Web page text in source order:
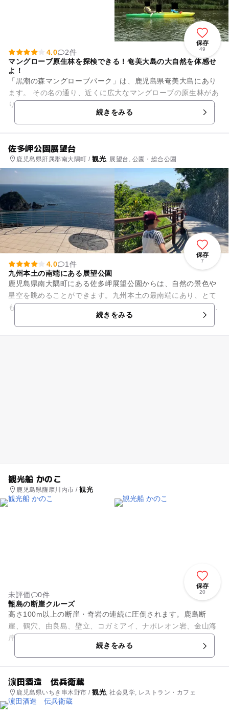
保存
49
4.0
2件
マングローブ原生林を探検できる！奄美大島の大自然を体感せ
よ！
「黒潮の森マングローブパーク」は、鹿児島県奄美大島にあり
ます。 その名の通り、近くに広大なマングローブの原生林があ
り、展望台から一望することができます。また、ツアーガイド
の案内のもと、カヌーを...続きをみる
佐多岬公園展望台
鹿児島県肝属郡南大隅町 /観光 , 展望台, 公園・総合公園
保存
7
4.0
1件
九州本土の南端にある展望公園
鹿児島県南大隅町にある佐多岬展望公園からは、自然の景色や
星空を眺めることができます。九州本土の最南端にあり、とて
も見晴らしのいい展望公園です。平成24年に佐多岬へとつなが
る道路、佐多岬ロードパー...続きをみる
観光船 かのこ
鹿児島県薩摩川内市 /観光
保存
20
未評価
0件
甑島の断崖クルーズ
高さ100m以上の断崖・奇岩の連続に圧倒されます。鹿島断
崖、鶴穴、由良島、壁立、コガミアイ、ナポレオン岩、金山海
岸など見所は多数あります。白亜紀から形成されたクッキリと
残る地層は日本地質百選にも...続きをみる
濵田酒造 伝兵衛蔵
鹿児島県いちき串木野市 /観光, 社会見学, レストラン・カフェ